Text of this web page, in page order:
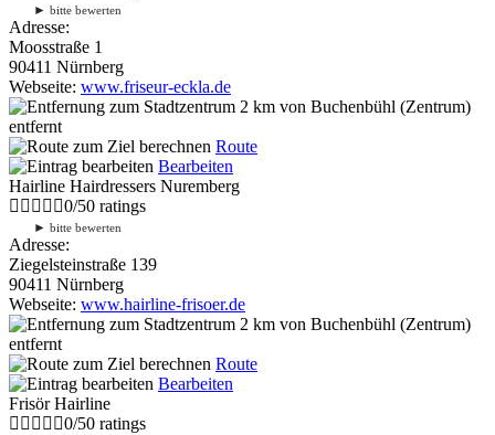
► bitte bewerten
Adresse:
Moosstraße 1
90411 Nürnberg
Webseite: www.friseur-eckla.de
2 km von Buchenbühl (Zentrum)
entfernt
Route
Bearbeiten
Hairline Hairdressers Nuremberg
0/50 ratings
► bitte bewerten
Adresse:
Ziegelsteinstraße 139
90411 Nürnberg
Webseite: www.hairline-frisoer.de
2 km von Buchenbühl (Zentrum)
entfernt
Route
Bearbeiten
Frisör Hairline
0/50 ratings